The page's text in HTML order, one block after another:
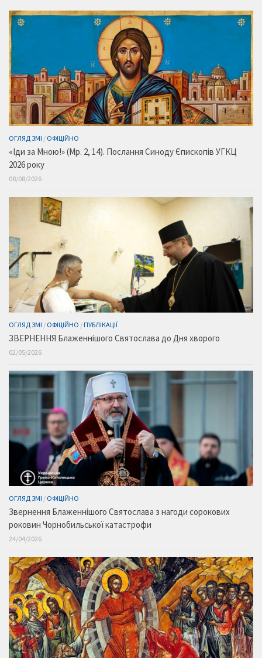
ОГЛЯД ЗМІ / ОФІЦІЙНО
«Іди за Мною!» (Мр. 2, 14). Послання Синоду Єпископів УГКЦ
2026 року
08/08/2026
ОГЛЯД ЗМІ / ОФІЦІЙНО /ПУБЛІКАЦІЇ
ЗВЕРНЕННЯ Блаженнішого Святослава до Дня хворого
02/05/2026
ОГЛЯД ЗМІ / ОФІЦІЙНО
Звернення Блаженнішого Святослава з нагоди сорокових
роковин Чорнобильської катастрофи
24/04/2026